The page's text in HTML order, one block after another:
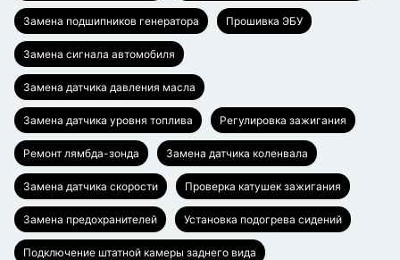
Замена подшипников генератора Прошивка ЭБУ
Замена сигнала автомобиля
Замена датчика давления масла
Замена датчика уровня топлива Регулировка зажигания
Ремонт лямбда-зонда Замена датчика коленвала
Замена датчика скорости Проверка катушек зажигания
Замена предохранителей Установка подогрева сидений
Подключение штатной камеры заднего вида